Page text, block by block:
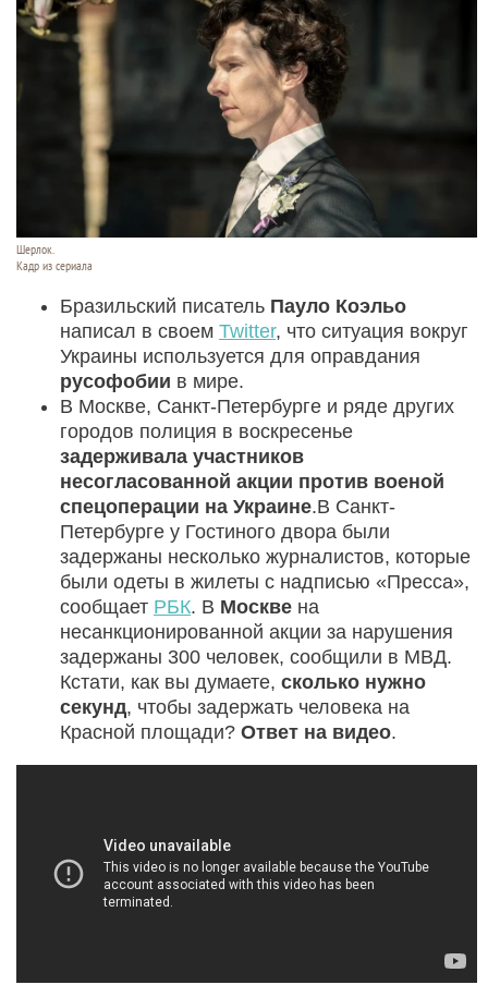
Шерлок.
Кадр из сериала
Бразильский писатель Пауло Коэльо
написал в своем Twitter, что ситуация вокруг
Украины используется для оправдания
русофобии в мире.
В Москве, Санкт-Петербурге и ряде других
городов полиция в воскресенье
задерживала участников
несогласованной акции против военой
спецоперации на Украине.В Санкт-
Петербурге у Гостиного двора были
задержаны несколько журналистов, которые
были одеты в жилеты с надписью «Пресса»,
сообщает РБК. В Москве на
несанкционированной акции за нарушения
задержаны 300 человек, сообщили в МВД.
Кстати, как вы думаете, сколько нужно
секунд, чтобы задержать человека на
Красной площади? Ответ на видео.